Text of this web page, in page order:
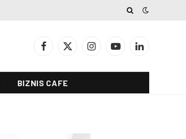
Facebook
X
InstagramYouTubeLinkedIn
BIZNIS CAFE